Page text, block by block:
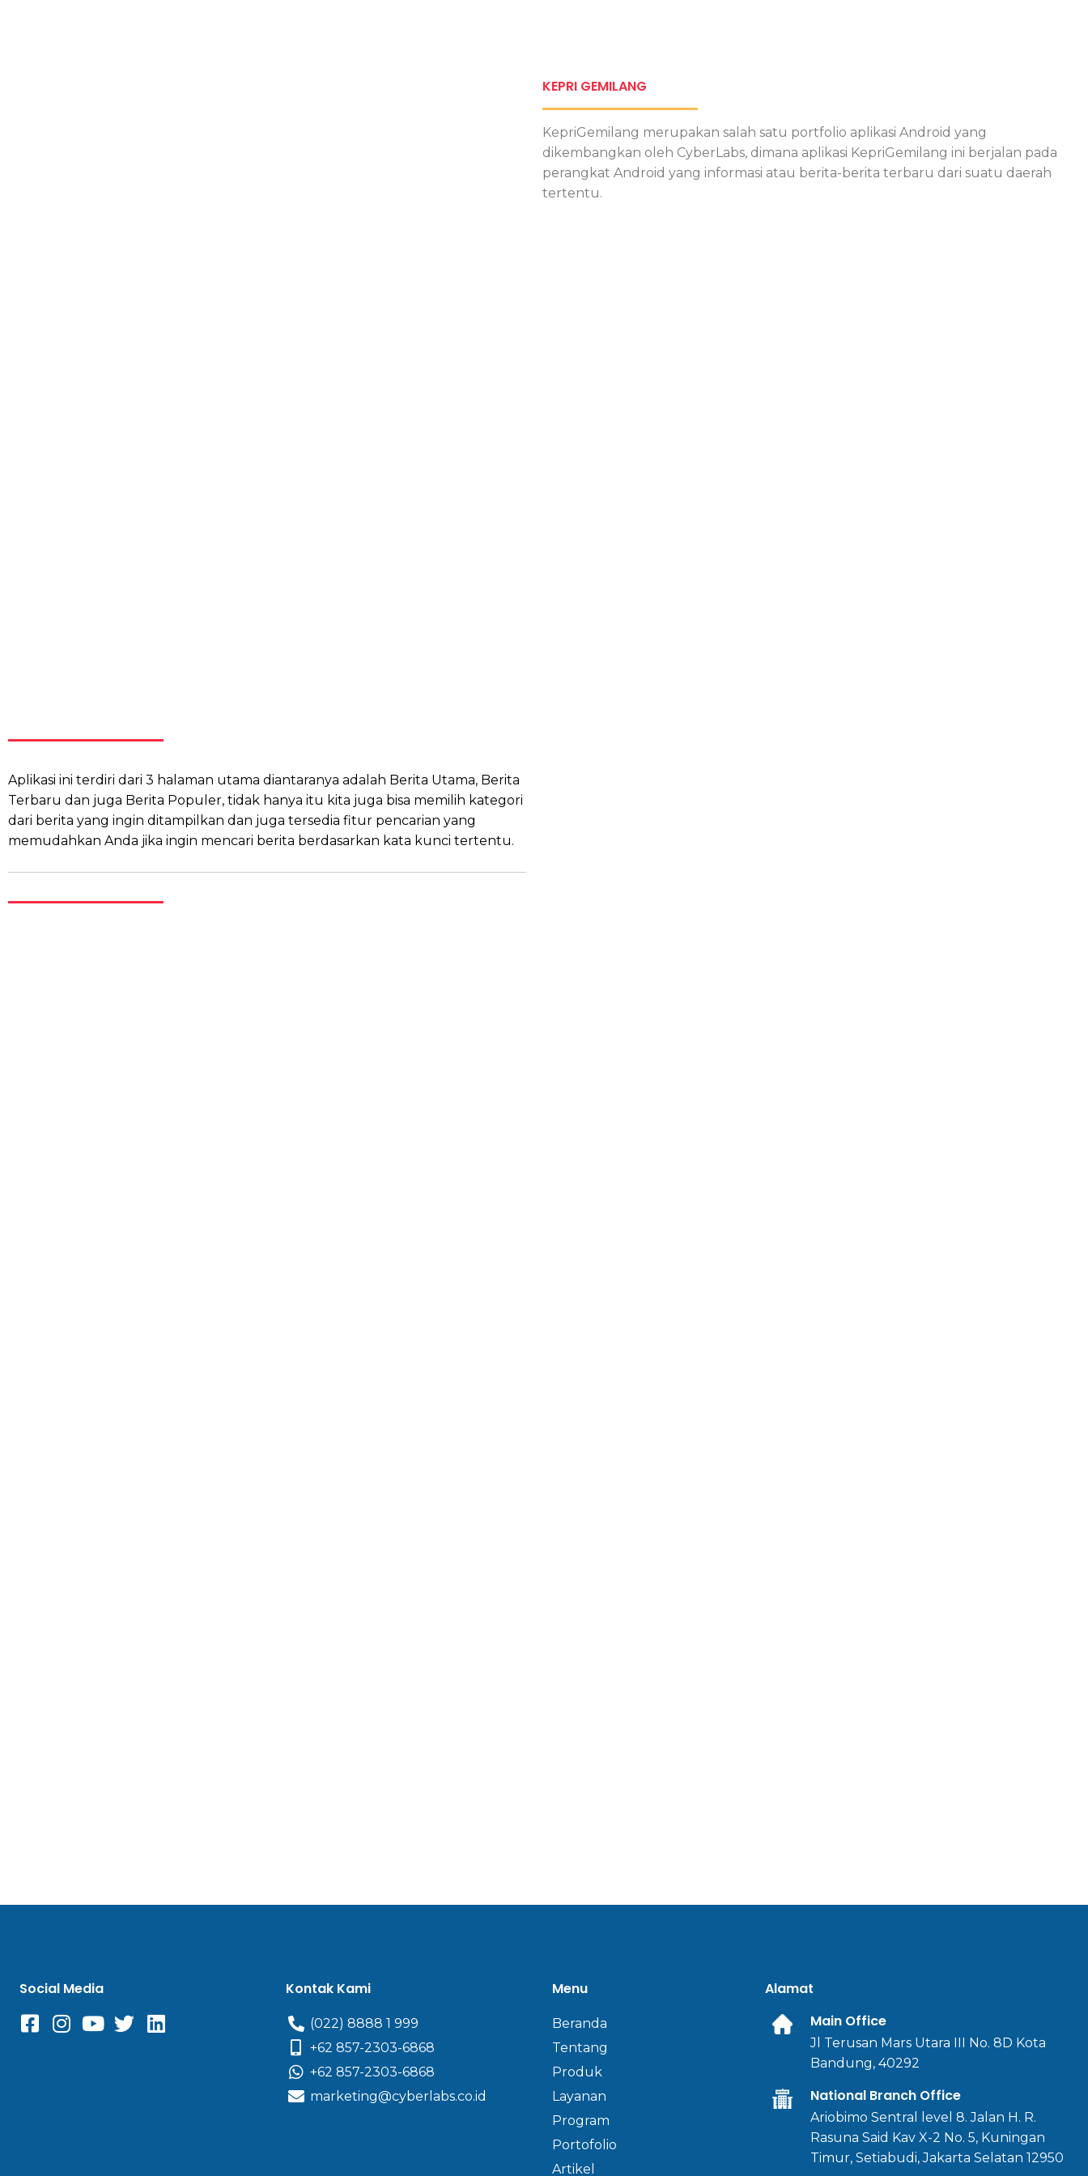
KEPRI GEMILANG
KepriGemilang merupakan salah satu portfolio aplikasi Android yang
dikembangkan oleh CyberLabs, dimana aplikasi KepriGemilang ini berjalan pada
perangkat Android yang informasi atau berita-berita terbaru dari suatu daerah
tertentu.
Aplikasi ini terdiri dari 3 halaman utama diantaranya adalah Berita Utama, Berita
Terbaru dan juga Berita Populer, tidak hanya itu kita juga bisa memilih kategori
dari berita yang ingin ditampilkan dan juga tersedia fitur pencarian yang
memudahkan Anda jika ingin mencari berita berdasarkan kata kunci tertentu.
Social Media Kontak Kami
(022) 8888 1 999
+62 857-2303-6868
+62 857-2303-6868
marketing@cyberlabs.co.id
Menu
Beranda
Tentang
Produk
Layanan
Program
Portofolio
Artikel
Alamat
Main Office
Jl Terusan Mars Utara III No. 8D Kota
Bandung, 40292
National Branch Office
Ariobimo Sentral level 8. Jalan H. R.
Rasuna Said Kav X-2 No. 5, Kuningan
Timur, Setiabudi, Jakarta Selatan 12950